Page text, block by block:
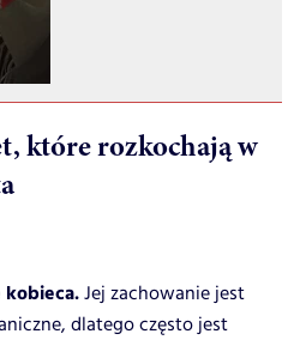
które rozkochają w
kobieca.Jej zachowanie jest
dlatego często jest